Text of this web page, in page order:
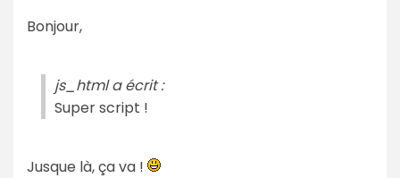
Bonjour,
js_html a écrit :
Super script !
Jusque là, ça va !